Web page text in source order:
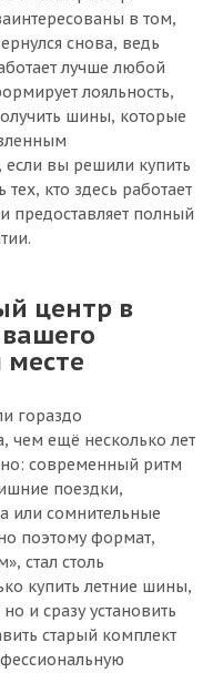
в том,
снова, ведь
лучше любой
лояльность,
шины, которые
если вы решили купить
кто здесь работает
предоставляет полный
центр в
гораздо
чем ещё несколько лет
современный ритм
поездки,
или сомнительные
поэтому формат,
стал столь
купить летние шины,
и сразу установить
старый комплект